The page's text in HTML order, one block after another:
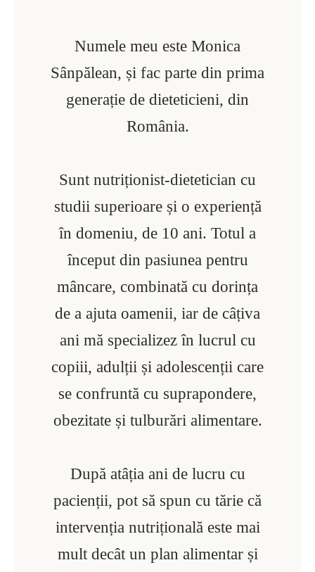
Numele meu este Monica
Sânpălean, și fac parte din prima
generație de dieteticieni, din
România.
Sunt nutriționist-dietetician cu
studii superioare și o experiență
în domeniu, de 10 ani. Totul a
început din pasiunea pentru
mâncare, combinată cu dorința
de a ajuta oamenii, iar de câțiva
ani mă specializez în lucrul cu
copiii, adulții și adolescenții care
se confruntă cu suprapondere,
obezitate și tulburări alimentare.
După atâția ani de lucru cu
pacienții, pot să spun cu tărie că
intervenția nutrițională este mai
mult decât un plan alimentar și